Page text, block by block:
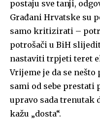
postaju sve tanji,
Građani Hrvatske su
samo kritizirati –
potrošači u BiH
nastaviti trpjeti teret
Vrijeme je da se
sami od sebe prestati
upravo sada trenutak
kažu „dosta“.